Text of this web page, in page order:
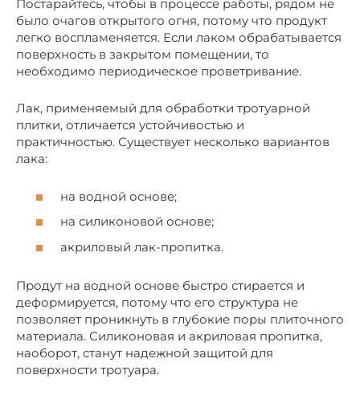
Постарайтесь, чтобы в процессе работы, рядом не
было очагов открытого огня, потому что продукт
легко воспламеняется. Если лаком обрабатывается
поверхность в закрытом помещении, то
необходимо периодическое проветривание.
Лак, применяемый для обработки тротуарной
плитки, отличается устойчивостью и
практичностью. Существует несколько вариантов
лака:
на водной основе;
на силиконовой основе;
акриловый лак-пропитка.
Продут на водной основе быстро стирается и
деформируется, потому что его структура не
позволяет проникнуть в глубокие поры плиточного
материала. Силиконовая и акриловая пропитка,
наоборот, станут надежной защитой для
поверхности тротуара.